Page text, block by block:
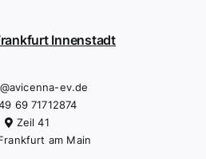
Innenstadt
ev.de
69 71712874
Zeil 41
am Main